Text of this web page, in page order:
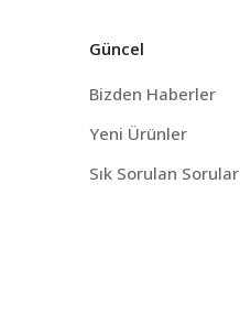
Güncel
Bizden Haberler
Yeni Ürünler
Sık Sorulan Sorular